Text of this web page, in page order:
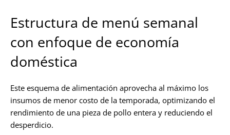
Estructura de menú semanal
con enfoque de economía
doméstica
Este esquema de alimentación aprovecha al máximo los
insumos de menor costo de la temporada, optimizando el
rendimiento de una pieza de pollo entera y reduciendo el
desperdicio.